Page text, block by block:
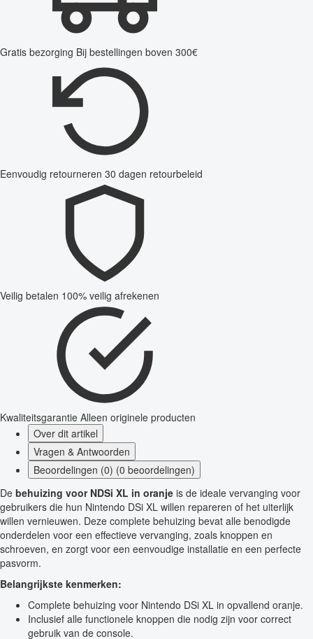
Gratis bezorging Bij bestellingen boven 300€
Eenvoudig retourneren 30 dagen retourbeleid
Veilig betalen 100% veilig afrekenen
Kwaliteitsgarantie Alleen originele producten
Over dit artikel
Vragen & Antwoorden
Beoordelingen (0) (0 beoordelingen)
De behuizing voor NDSi XL in oranje is de ideale vervanging voor
gebruikers die hun Nintendo DSi XL willen repareren of het uiterlijk
willen vernieuwen. Deze complete behuizing bevat alle benodigde
onderdelen voor een effectieve vervanging, zoals knoppen en
schroeven, en zorgt voor een eenvoudige installatie en een perfecte
pasvorm.
Belangrijkste kenmerken:
Complete behuizing voor Nintendo DSi XL in opvallend oranje.
Inclusief alle functionele knoppen die nodig zijn voor correct
gebruik van de console.